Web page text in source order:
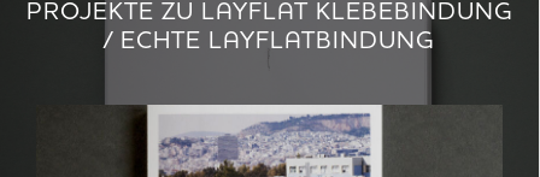
PROJEKTE ZU LAYFLAT KLEBEBINDUNG
/ ECHTE LAYFLATBINDUNG